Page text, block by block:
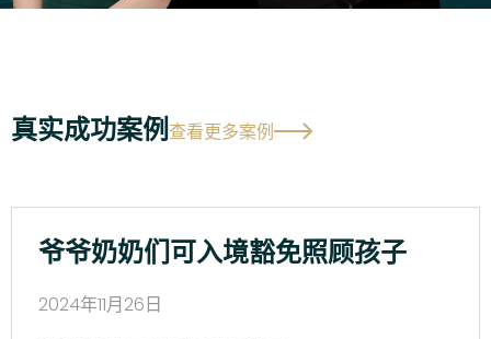
真实成功案例查看更多案例
爷爷奶奶们可入境豁免照顾孩子
2024年11月26日